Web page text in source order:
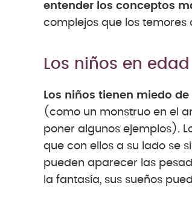
entender los conceptos
complejos que los
Los niños en
Los niños tienen miedo
(como un monstruo en el
poner algunos ejemplos).
que con ellos a su lado se
pueden aparecer las
la fantasía, sus sueños